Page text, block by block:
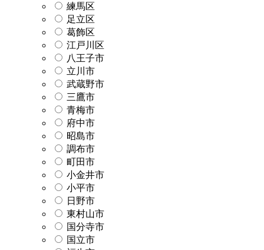
練馬区
足立区
葛飾区
江戸川区
八王子市
立川市
武蔵野市
三鷹市
青梅市
府中市
昭島市
調布市
町田市
小金井市
小平市
日野市
東村山市
国分寺市
国立市